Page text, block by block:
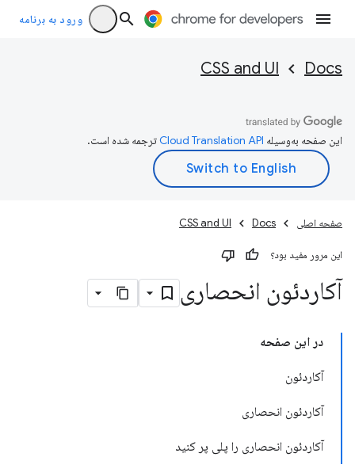
ورود به برنامه
Docs
CSS and UI
این صفحه به‌وسیله ترجمه شده است.
صفحه اصلی Docs
CSS and UI
این مرور مفید بود؟
آکاردئون انحصاری
در این صفحه
آکاردئون
آکاردئون انحصاری
آکاردئون انحصاری را پلی پر کنید